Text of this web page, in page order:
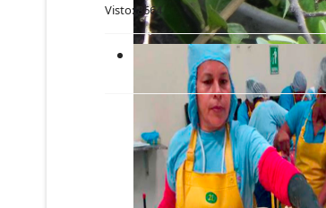
Visto: 8664